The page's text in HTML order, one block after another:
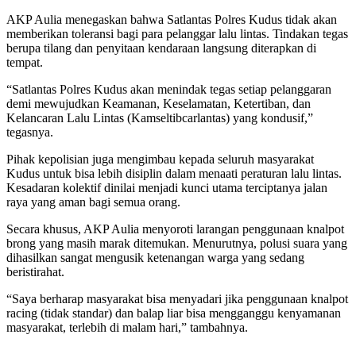
AKP Aulia menegaskan bahwa Satlantas Polres Kudus tidak akan
memberikan toleransi bagi para pelanggar lalu lintas. Tindakan tegas
berupa tilang dan penyitaan kendaraan langsung diterapkan di
tempat.
“Satlantas Polres Kudus akan menindak tegas setiap pelanggaran
demi mewujudkan Keamanan, Keselamatan, Ketertiban, dan
Kelancaran Lalu Lintas (Kamseltibcarlantas) yang kondusif,”
tegasnya.
Pihak kepolisian juga mengimbau kepada seluruh masyarakat
Kudus untuk bisa lebih disiplin dalam menaati peraturan lalu lintas.
Kesadaran kolektif dinilai menjadi kunci utama terciptanya jalan
raya yang aman bagi semua orang.
Secara khusus, AKP Aulia menyoroti larangan penggunaan knalpot
brong yang masih marak ditemukan. Menurutnya, polusi suara yang
dihasilkan sangat mengusik ketenangan warga yang sedang
beristirahat.
“Saya berharap masyarakat bisa menyadari jika penggunaan knalpot
racing (tidak standar) dan balap liar bisa mengganggu kenyamanan
masyarakat, terlebih di malam hari,” tambahnya.